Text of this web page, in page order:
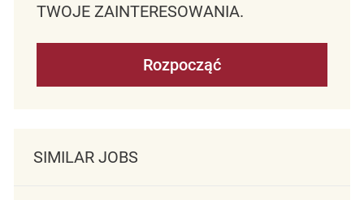
TWOJE ZAINTERESOWANIA.
Rozpocząć
SIMILAR JOBS